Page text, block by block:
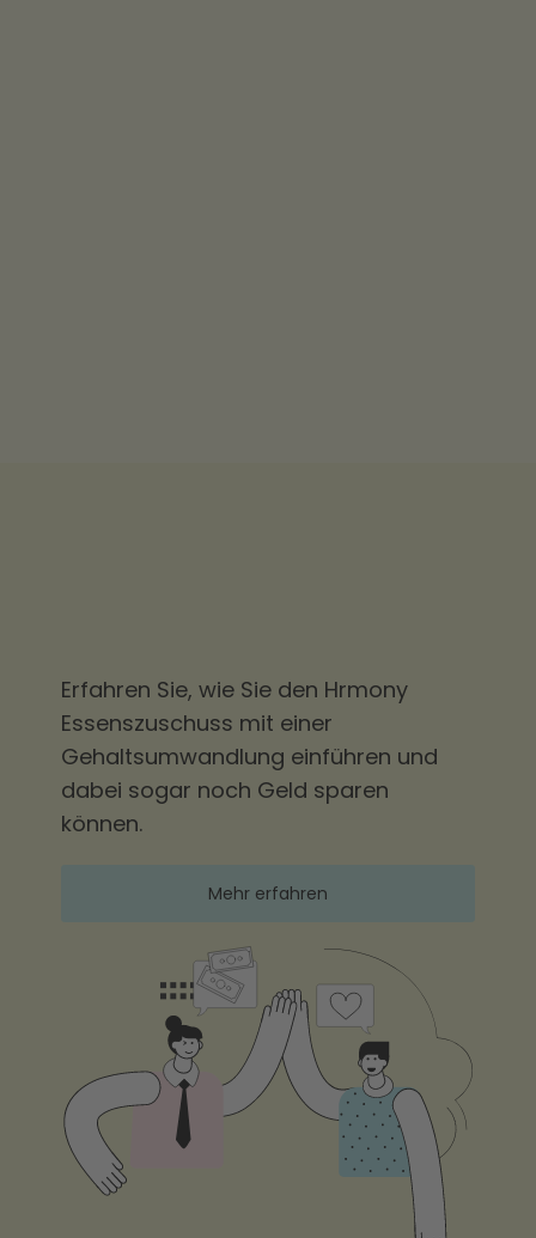
Erfahren Sie, wie Sie den Hrmony
Essenszuschuss mit einer
Gehaltsumwandlung einführen und
dabei sogar noch Geld sparen
können.
Mehr erfahren